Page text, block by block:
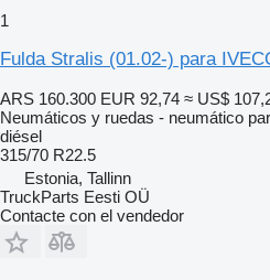
1
Fulda Stralis (01.02-) para
ARS 160.300 EUR 92,74 ≈ US$
Neumáticos y ruedas - neumático
diésel
315/70 R22.5
Estonia, Tallinn
TruckParts Eesti OÜ
Contacte con el vendedor